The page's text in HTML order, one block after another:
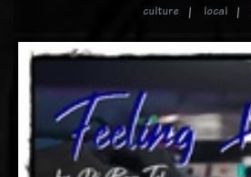
culture local